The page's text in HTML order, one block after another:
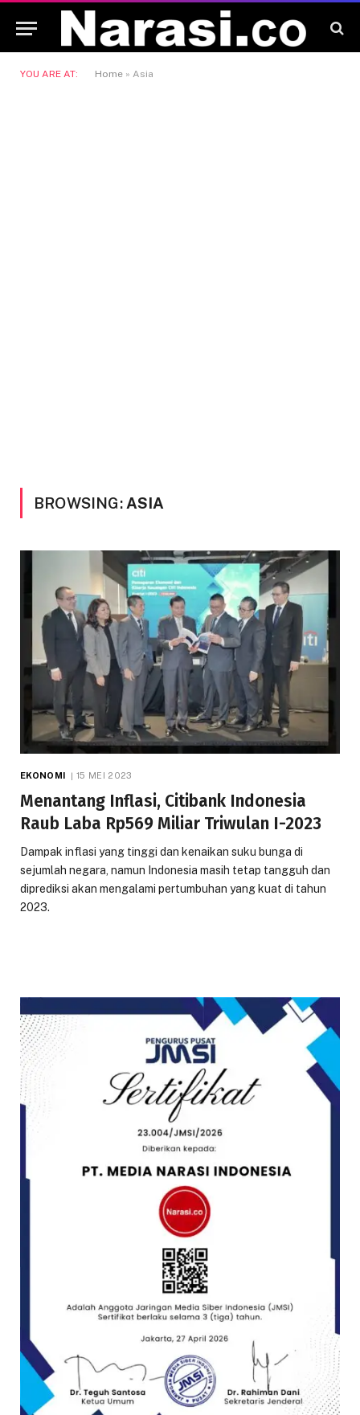
YOU ARE AT: Home » Asia
BROWSING: ASIA
EKONOMI 15 MEI 2023
Menantang Inflasi, Citibank Indonesia
Raub Laba Rp569 Miliar Triwulan I-2023
Dampak inflasi yang tinggi dan kenaikan suku bunga di
sejumlah negara, namun Indonesia masih tetap tangguh dan
diprediksi akan mengalami pertumbuhan yang kuat di tahun
2023.